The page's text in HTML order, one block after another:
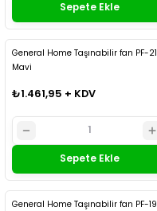
Sepete Ekle
General Home Taşınabilir fan PF-21
Mavi
₺1.461,95 + KDV
Sepete Ekle
General Home Taşınabilir fan PF-19